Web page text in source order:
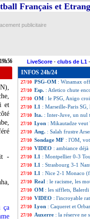
Français et
publicitaire
LiveScore - clubs de L1 -
et
-
ça
INFOS 24h/24
27/10 L1: le classement
27/10 Ita.: la Roma corrigée
27/10 Monaco : Akliouche
27/10 OM-PSG : chants
27/10 PSG-OM : Winamax
27/10 Esp. : Atletico chute
27/10 OM : le PSG, Anigo
27/10 L1 : Marseille-Paris SG,
27/10 Ita. : Inter-Juve, un nul
27/10 Lyon : Mikautadze veut
27/10 Ang. : Salah frustre
27/10 Sondage MF : l'OM,
27/10 VIDEO : ambiance
27/10 L1 : Montpellier 0-3
27/10 L1 : Strasbourg 3-1
27/10 L1 : Nice 2-1 Monaco
27/10 Real : le racisme, les
27/10 OM : les sifflets,
27/10 VIDEO : l'incroyable
27/10 Lyon : Caqueret et
27/10 Auxerre : la réserve ne